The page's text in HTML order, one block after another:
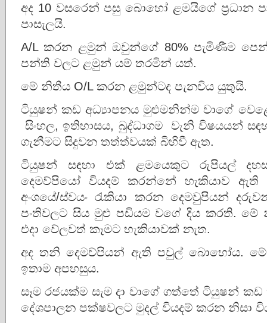
අද 10 වසරෙන් පසු බොහෝ ළමයිගේ ප්‍රධාන
පාසැලයි.
A/L කරන ළමුන් ඔවුන්ගේ 80% පැමිණීම
පන්ති වලට ළමුන් යම් තරමින් යත්.
මේ නිතීය O/L කරන ළමුන්ටද පැනවිය යුතුයි.
ටියුෂන් කඩ අධ්‍යාපනය මුළුමනින්ම වාගේ
සිංහල, ඉතිහාසය, බුද්ධාගම වැනි විෂයයන්
ගැනීමට සිදුවන තත්ත්වයක් බිහිවී ඇත.
ටියුෂන් සඳහා එක් ළමයෙකුට රුපියල්
දෙමව්පියෝ වියදම් කරන්නේ හැකියාව ඇති
අංශයේ/ස්වයං රැකියා කරන දෙමවුපියන්
පංතිවලට සිය මුළු පඩියම වගේ දිය කරති.
එදා වේලවත් කෑමට හැකියාවක් නැත.
අද තනි දෙමව්පියන් ඇති පවුල් බොහෝය. මේ
ඉතාම අපහසුය.
සෑම රජයක්ම සැම දා වාගේ ගත්තේ ටියුෂන්
දේශපාලන පක්ෂවලට මුදල් වියදම් කරන නිසා